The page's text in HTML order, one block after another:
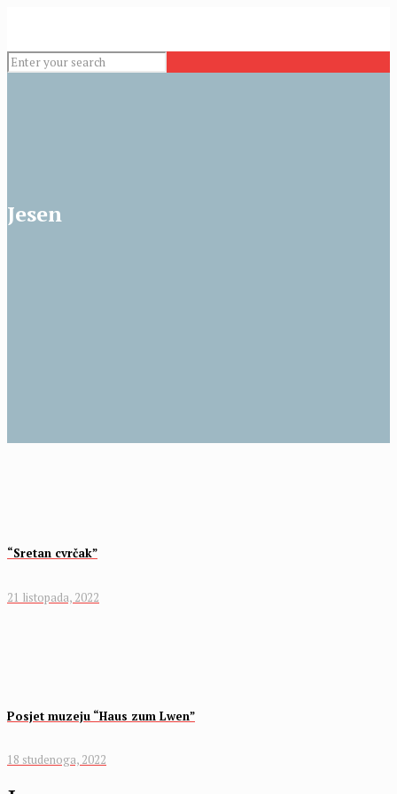
Jesen
“Sretan cvrčak”
21 listopada, 2022
Posjet muzeju “Haus zum Lӧwen”
18 studenoga, 2022